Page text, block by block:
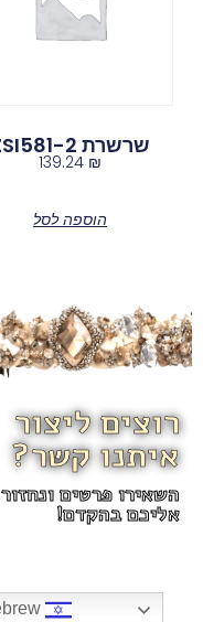
שרשרת ZSI581-2
139.24 ₪
הוספה לסל
רוצים ליצור
איתנו קשר?
השאירו פרטים ונחזור
אליכם בהקדם!
Hebrew